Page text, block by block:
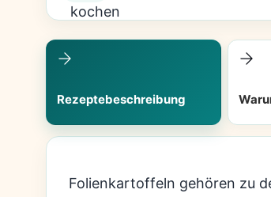
Rezeptebeschreibung
Folienkartoffeln gehören zu